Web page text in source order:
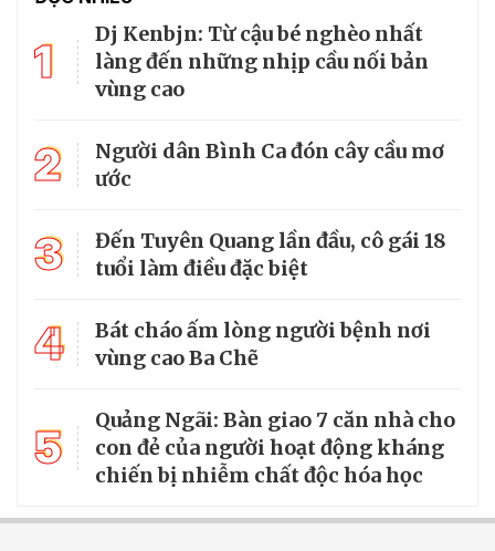
1
Dj Kenbjn: Từ cậu bé nghèo nhất
làng đến những nhịp cầu nối bản
vùng cao
2
Người dân Bình Ca đón cây cầu mơ
ước
3
Đến Tuyên Quang lần đầu, cô gái 18
tuổi làm điều đặc biệt
4
Bát cháo ấm lòng người bệnh nơi
vùng cao Ba Chẽ
5
Quảng Ngãi: Bàn giao 7 căn nhà cho
con đẻ của người hoạt động kháng
chiến bị nhiễm chất độc hóa học